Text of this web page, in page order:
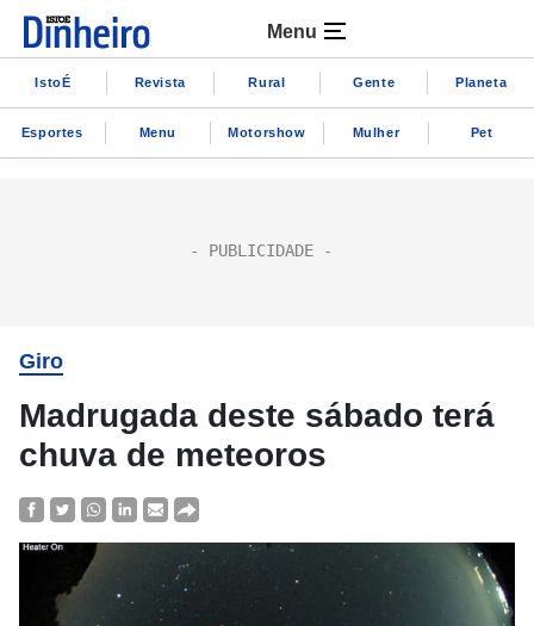
Menu
IstoÉ Revista Rural Gente Planeta
Esportes Menu Motorshow Mulher Pet
Giro
Madrugada deste sábado terá
chuva de meteoros